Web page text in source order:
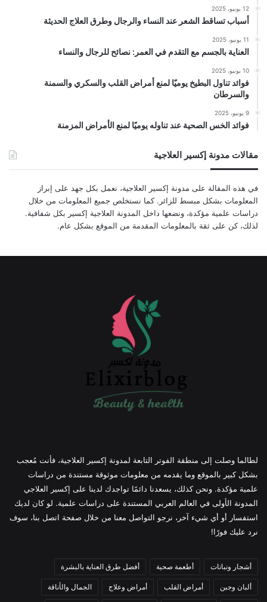
12 يونيو، 2025
أسباب تساقط الشعر عند النساء والرجال وطرق العلاج الحديثة
11 يونيو، 2025
العناية بالجسم مع التقدم في العمر: نصائح للرجال والنساء
10 يونيو، 2025
فوائد تناول البطيخ يوميًا لمنع أمراض القلب والسكري والسمنة
والسرطان
9 يونيو، 2025
فوائد الخس الصحية عند تناوله يوميًا لمنع الأمراض المزمنة
مقالات مدونة إكسير العلاجية
في هذه المقالة على مدونة إكسير العلاجية، نعمل بكل جهد على إبراز
المعلومات بشكل مبسط للزائر. كما نستخلص جميع المعلومات من خلال
دراسات علمية مؤكدة، ونضعها داخل المدونة العلاجية إكسير بكل شفافية.
لذلك، كن على ثقة بالمعلومات المقدمة من الموقع بشكل عام.
لطالما وصلت إلى منطقة الفوتر التابعة لمدونة إكسير العلاجية، فأنت مُعجب
بشكل كبير بالموقع وما يقدمه من معلومات موثوقة مستندة من دراسات
علمية مؤكدة. ونحن كذلك، يسعدنا دائمًا تواجدك لدينا على إكسير العلاجي
المدونة الأولى في العالم العربي المستندة على دراسات علمية. لو كان لديك
استفسار أو أي شيء آخر، نرجو التواصل معنا من خلال صفحة اتصل بنا، سوف
نرد عليك فورًا!
أشجار ونباتات أطعمة صحية أفضل طرق العناية بالبشرة
ألبان وجبن أمراض القلب أمراض وعلاج الجمال والأناقة